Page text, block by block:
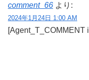
comment_66 より:
2024年1月24日 1:00 AM
[Agent_T_COMMENT